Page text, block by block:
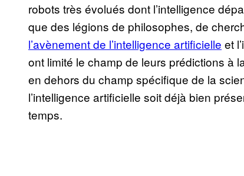
robots très évolués dont l’intelligence
que des légions de philosophes, de
l’avènement de l’intelligence artificielle et
ont limité le champ de leurs prédictions à
en dehors du champ spécifique de la
l’intelligence artificielle soit déjà bien
temps.